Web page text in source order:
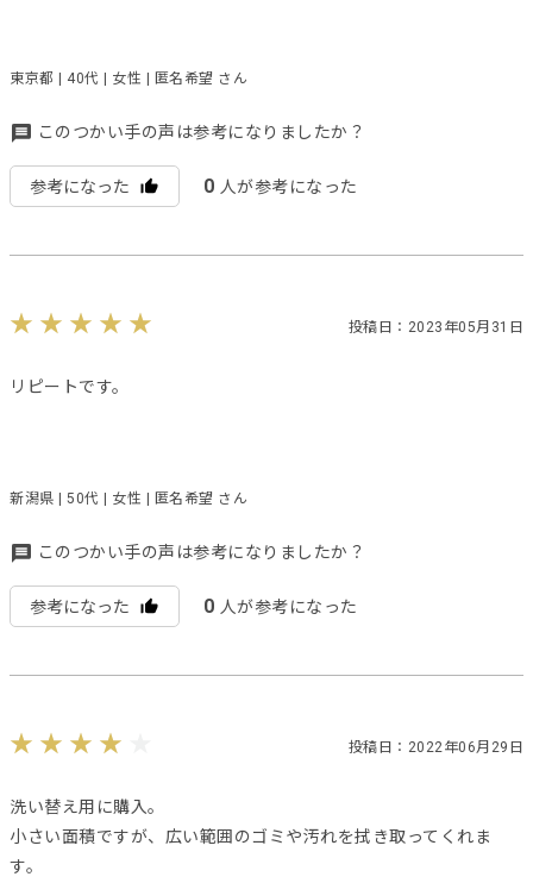
東京都 | 40代 | 女性 | 匿名希望 さん
このつかい手の声は参考になりましたか？
参考になった 0 人が参考になった
投稿日：2023年05月31日
リピートです。
新潟県 | 50代 | 女性 | 匿名希望 さん
このつかい手の声は参考になりましたか？
参考になった 0 人が参考になった
投稿日：2022年06月29日
洗い替え用に購入。
小さい面積ですが、広い範囲のゴミや汚れを拭き取ってくれま
す。